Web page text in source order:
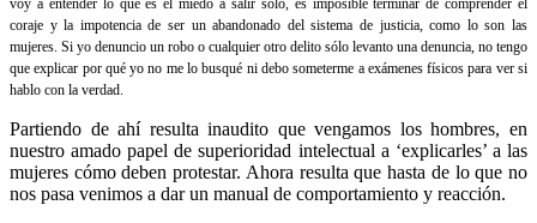
voy a entender lo que es el miedo a salir solo, es imposible terminar de comprender el
coraje y la impotencia de ser un abandonado del sistema de justicia, como lo son las
mujeres. Si yo denuncio un robo o cualquier otro delito sólo levanto una denuncia, no tengo
que explicar por qué yo no me lo busqué ni debo someterme a exámenes físicos para ver si
hablo con la verdad.
Partiendo de ahí resulta inaudito que vengamos los hombres, en
nuestro amado papel de superioridad intelectual a ‘explicarles’ a las
mujeres cómo deben protestar. Ahora resulta que hasta de lo que no
nos pasa venimos a dar un manual de comportamiento y reacción.